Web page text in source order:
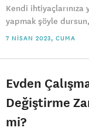
Kendi
yapmak şöyle
7 NISAN 2023, CUMA
Evden
Değiştirme
mi?